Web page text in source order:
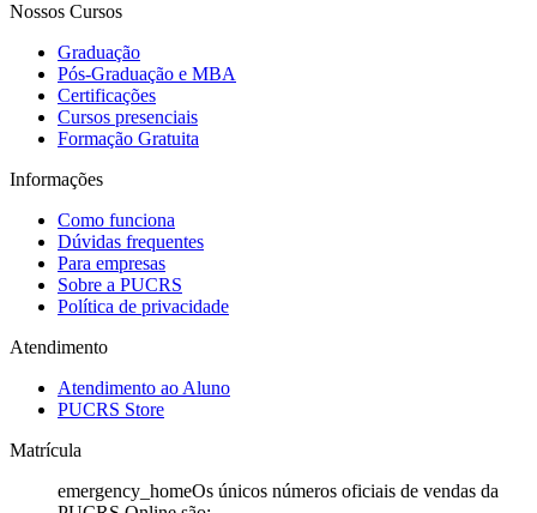
Nossos Cursos
Graduação
Pós-Graduação e MBA
Certificações
Cursos presenciais
Formação Gratuita
Informações
Como funciona
Dúvidas frequentes
Para empresas
Sobre a PUCRS
Política de privacidade
Atendimento
Atendimento ao Aluno
PUCRS Store
Matrícula
emergency_homeOs únicos números oficiais de vendas da